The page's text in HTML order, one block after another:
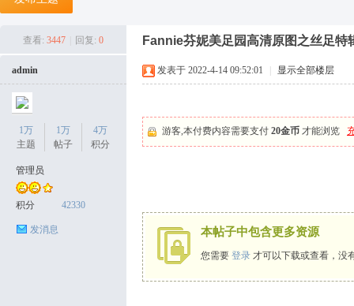
查看: 3447 回复: 0 Fannie芬妮美足园高清原图之丝足
admin
1万
主题
1万
帖子
4万
积分
管理员
积分 42330
发消息
发表于 2022-4-14 09:52:01 显示全部楼层
游客,本付费内容需要支付 20金币 才能浏览
本帖子中包含更多资源
您需要 登录 才可以下载或查看，没